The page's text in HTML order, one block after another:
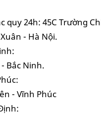
quy 24h: 45C Trường
- Hà Nội.
Bắc Ninh.
- Vĩnh Phúc